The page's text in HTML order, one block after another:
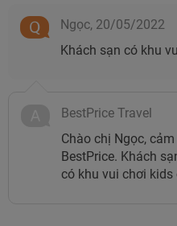
Đường di chuyển từ sân
Thông tin phòng
Hotel Hạ Long
FLC Grand Hotel Hạ Long
Ngọc, 20/05/2022
Khách sạn có khu
BestPrice Travel
Chào chị Ngọc,
BestPrice. Khách
có khu vui chơi kids